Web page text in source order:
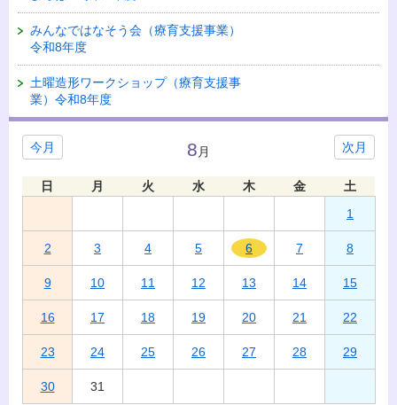
みんなではなそう会（療育支援事業）
令和8年度
土曜造形ワークショップ（療育支援事
業）令和8年度
今月 次月
8 月
日 月 火 水 木 金
土
1
2 3 4 5 6 7 8
9 10 11 12 13 14 15
16 17 18 19 20 21 22
23 24 25 26 27 28 29
30 31